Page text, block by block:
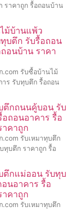
ราคาถูก รื้อถอนบ้าน
ม้บ้านแพ้ว
บตึก รับรื้อถอน
อนบ้าน ราคา
.com รับซื้อบ้านไม้
ร รับทุบตึก รื้อถอน
ตึกถนนคู้บอน รับ
ถอนอาคาร รื้อ
คาถูก
.com รับเหมาทุบตึก
ทุบตึก ราคาถูก รื้อ
ตึกแม่ออน รับทุบ
นอาคาร รื้อ
คาถูก
.com รับเหมาทุบตึก